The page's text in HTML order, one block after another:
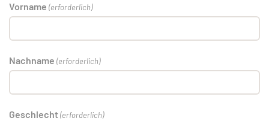
Vorname (erforderlich)
Nachname (erforderlich)
Geschlecht (erforderlich)